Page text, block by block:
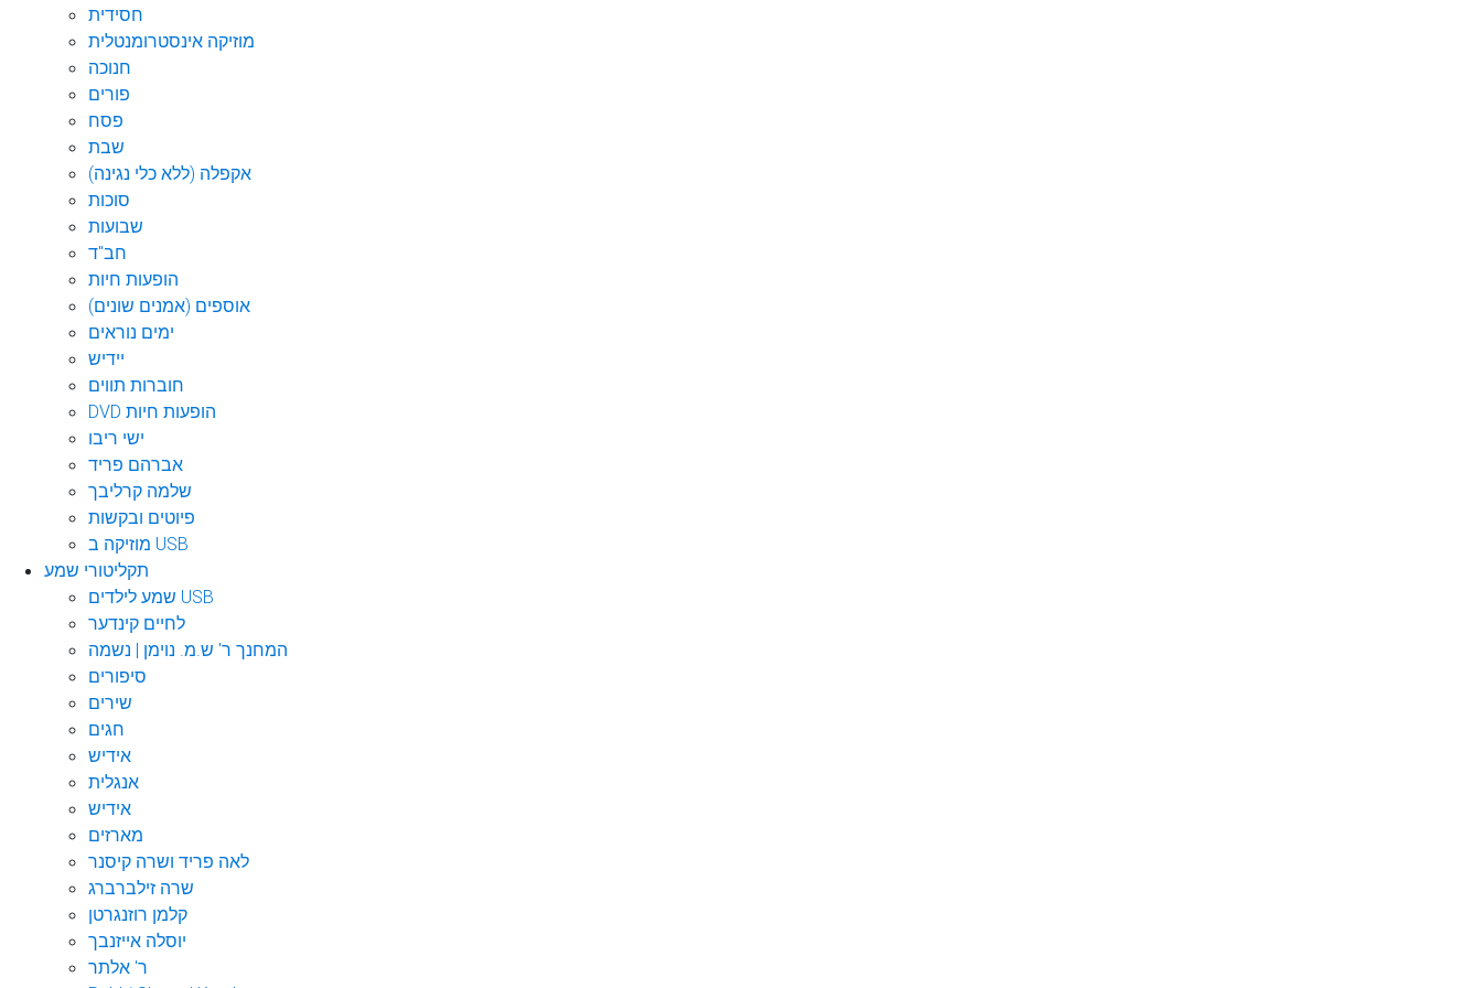
חסידית
מוזיקה אינסטרומנטלית
חנוכה
פורים
פסח
שבת
אקפלה (ללא כלי נגינה)
סוכות
שבועות
חב"ד
הופעות חיות
אוספים (אמנים שונים)
ימים נוראים
יידיש
חוברות תווים
DVD הופעות חיות
ישי ריבו
אברהם פריד
שלמה קרליבך
פיוטים ובקשות
מוזיקה ב USB
תקליטורי שמע
שמע לילדים USB
לחיים קינדער
המחנך ר' ש.מ. נוימן | נשמה
סיפורים
שירים
חגים
אידיש
אנגלית
אידיש
מארזים
לאה פריד ושרה קיסנר
שרה זילברברג
קלמן רוזנגרטן
יוסלה אייזנבך
ר' אלתר